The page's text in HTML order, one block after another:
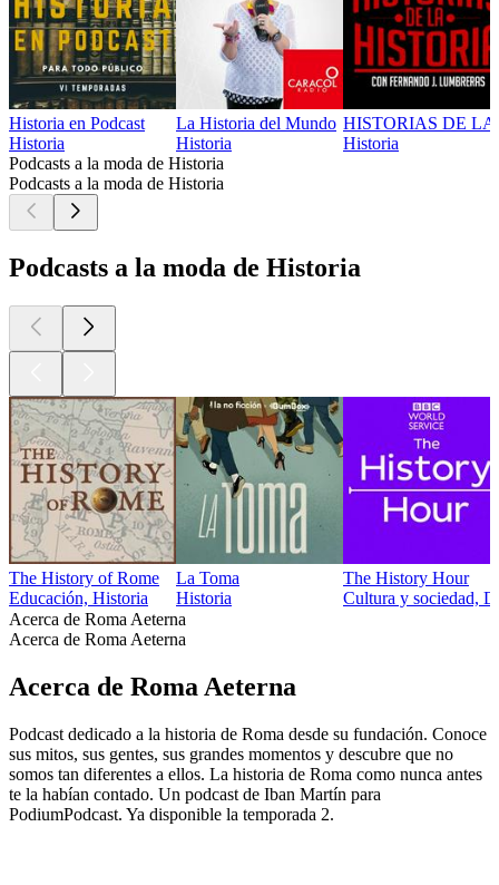
Historia en Podcast
Historia
La Historia del Mundo
Historia
HISTORIAS DE
Historia
Podcasts a la moda de Historia
Podcasts a la moda de Historia
Podcasts a la moda de Historia
The History of Rome
Educación, Historia
La Toma
Historia
The History Hour
Cultura y sociedad,
Acerca de Roma Aeterna
Acerca de Roma Aeterna
Acerca de Roma Aeterna
Podcast dedicado a la historia de Roma desde su fundación. Conoce
sus mitos, sus gentes, sus grandes momentos y descubre que no
somos tan diferentes a ellos. La historia de Roma como nunca antes
te la habían contado. Un podcast de Iban Martín para
PodiumPodcast. Ya disponible la temporada 2.